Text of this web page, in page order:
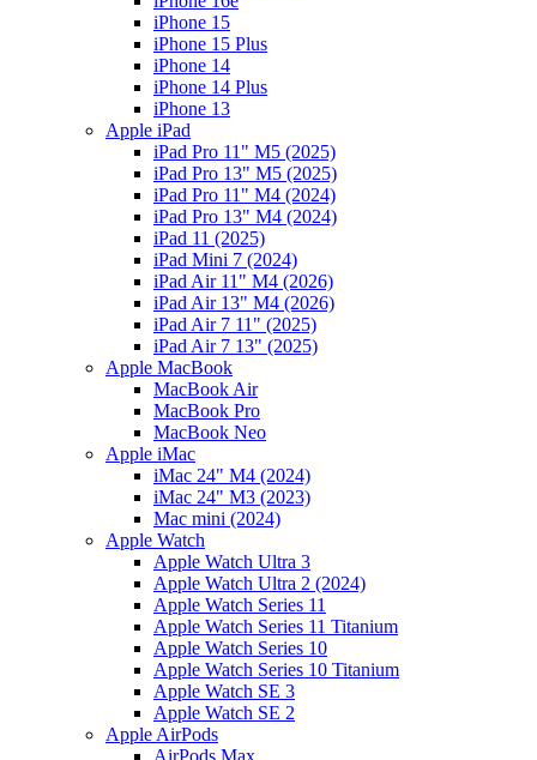
iPhone 15
iPhone 15 Plus
iPhone 14
iPhone 14 Plus
iPhone 13
Apple iPad
iPad Pro 11" M5 (2025)
iPad Pro 13" M5 (2025)
iPad Pro 11" M4 (2024)
iPad Pro 13" M4 (2024)
iPad 11 (2025)
iPad Mini 7 (2024)
iPad Air 11" M4 (2026)
iPad Air 13" M4 (2026)
iPad Air 7 11" (2025)
iPad Air 7 13" (2025)
Apple MacBook
MacBook Air
MacBook Pro
MacBook Neo
Apple iMac
iMac 24" M4 (2024)
iMac 24" M3 (2023)
Mac mini (2024)
Apple Watch
Apple Watch Ultra 3
Apple Watch Ultra 2 (2024)
Apple Watch Series 11
Apple Watch Series 11 Titanium
Apple Watch Series 10
Apple Watch Series 10 Titanium
Apple Watch SE 3
Apple Watch SE 2
Apple AirPods
AirPods Max